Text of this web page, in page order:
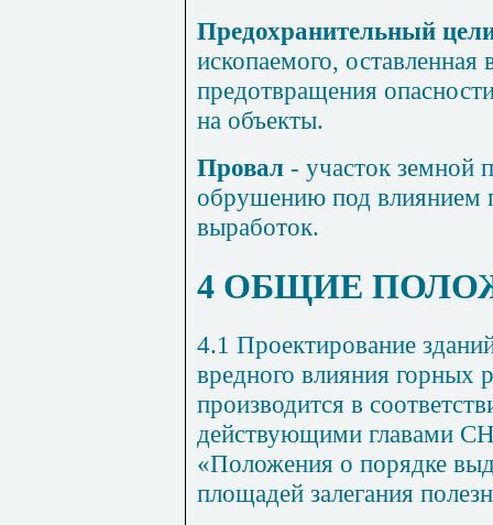
Предохранительный
ископаемого, оставленная
предотвращения
на объекты.
Провал - участок земной
обрушению под влиянием
выработок.
4 ОБЩИЕ
4.1 Проектирование
вредного влияния горных
производится в
действующими главами
«Положения о порядке
площадей залегания